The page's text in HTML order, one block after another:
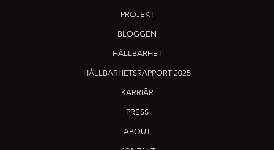
PROJEKT
BLOGGEN
HÅLLBARHET
HÅLLBARHETSRAPPORT 2025
KARRIÄR
PRESS
ABOUT